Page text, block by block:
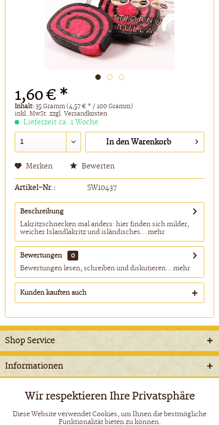
1,60 € *
Inhalt:35 Gramm (4,57 € * / 100 Gramm)
inkl. MwSt.zzgl. Versandkosten
Lieferzeit ca. 1 Woche
In den Warenkorb
Merken Bewerten
Artikel-Nr.: SW10437
Beschreibung
Lakritzschnecken mal anders: hier finden sich milder,
weicher Islandlakritz und isländisches... mehr
Bewertungen
0
Bewertungen lesen, schreiben und diskutieren... mehr
Kunden kauften auch
Shop Service
Informationen
Newsletter
* Alle Preise inkl. gesetzl. Mehrwertsteuer zzgl. Versandkostenund
Funktionale Aktiv
Wir respektieren Ihre Privatsphäre
Diese Website verwendet Cookies, um Ihnen die bestmögliche
Funktionalität bieten zu können.